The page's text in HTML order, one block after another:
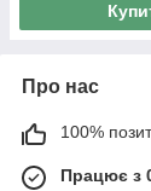
Про нас
100%
Працює з